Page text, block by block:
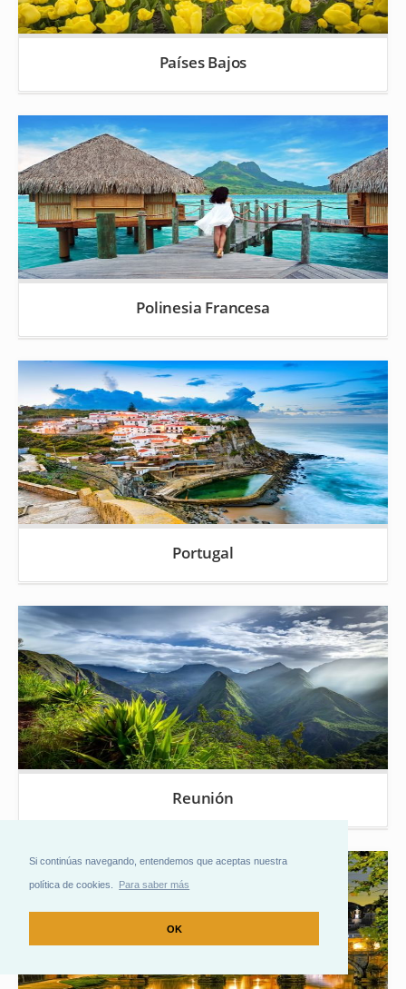
Si continúas navegando, entendemos que aceptas nuestra
política de cookies. Para saber más
OK
Países Bajos
Polinesia Francesa
Portugal
Reunión